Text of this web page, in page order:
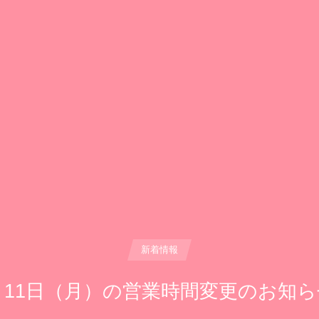
新着情報
日（月）の営業時間変更のお知